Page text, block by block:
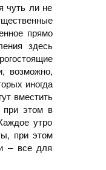
чуть ли не
прямо
здесь
возможно,
иногда
вместить
при этом в
утро
при этом
– все для